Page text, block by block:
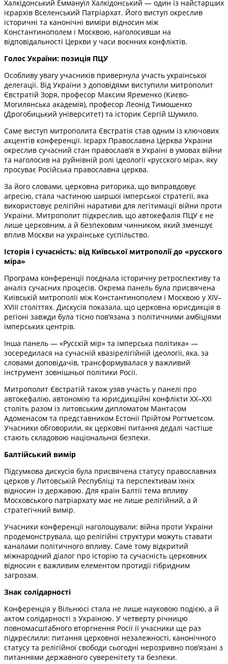
Халкідонський Еммануїл Халкідонський — один із найстарших
ієрархів Вселенський Патріархат. Його виступ окреслив
історичні та канонічні виміри відносин між
Константинополем і Москвою, наголосивши на
відповідальності Церкви у часи воєнних конфліктів.
Голос України: позиція ПЦУ
Особливу увагу учасників привернула участь української
делегації. Від України з доповідями виступили митрополит
Євстратій Зоря, професор Максим Яременко (Києво-
Могилянська академія), професор Леонід Тимошенко
(Дрогобицький університет) та історик Сергій Шумило.
Саме виступ митрополита Євстратія став одним із ключових
акцентів конференції. Ієрарх Православна Церква України
окреслив сучасний стан православ’я в Україні в умовах війни
та наголосив на руйнівній ролі ідеології «русского міра», яку
просуває Російська православна церква.
За його словами, церковна риторика, що виправдовує
агресію, стала частиною ширшої імперської стратегії, яка
використовує релігійні наративи для легітимації війни проти
України. Митрополит підкреслив, що автокефалія ПЦУ є не
лише церковним, а й безпековим чинником, який зменшує
вплив Москви на українське суспільство.
Історія і сучасність: від Київської митрополії до «русского
міра»
Програма конференції поєднала історичну ретроспективу та
аналіз сучасних процесів. Окрема панель була присвячена
Київській митрополії між Константинополем і Москвою у XIV–
XVIII століттях. Дискусія показала, що церковна юрисдикція в
регіоні завжди була тісно пов’язана з політичними амбіціями
імперських центрів.
Інша панель — «Русскій мір» та імперська політика» —
зосередилася на сучасній квазірелігійній ідеології, яка, за
словами доповідачів, трансформувалася у важливий
інструмент зовнішньої політики Росії.
Митрополит Євстратій також узяв участь у панелі про
автокефалію, автономію та юрисдикційні конфлікти ХХ–ХХІ
століть разом із литовським дипломатом Мантасом
Адоменасом та представником Естонії Прійтом Рогтметсом.
Учасники обговорили, як церковні питання дедалі частіше
стають складовою національної безпеки.
Балтійський вимір
Підсумкова дискусія була присвячена статусу православних
церков у Литовській Республіці та перспективам їхніх
відносин із державою. Для країн Балтії тема впливу
Московського патріархату має не лише релігійний, а й
стратегічний вимір.
Учасники конференції наголошували: війна проти України
продемонструвала, що релігійні структури можуть ставати
каналами політичного впливу. Саме тому відкритий
міжнародний діалог про історію та сучасність церковних
відносин є важливим елементом протидії гібридним
загрозам.
Знак солідарності
Конференція у Вільнюсі стала не лише науковою подією, а й
актом солідарності з Україною. У четверту річницю
повномасштабного вторгнення Росії її учасники ще раз
підкреслили: питання церковної незалежності, канонічного
статусу та релігійної свободи сьогодні нерозривно пов’язані з
питаннями державного суверенітету та безпеки.